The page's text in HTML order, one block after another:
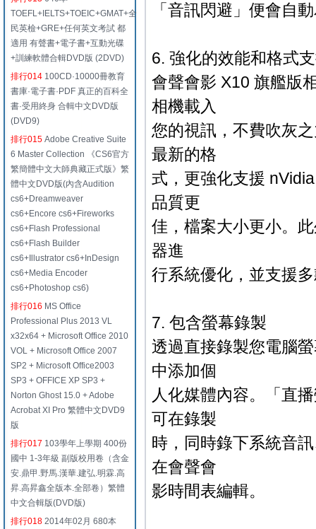
TOEFL+IELTS+TOEIC+GMAT+全
民英檢+GRE+任何英文考試 都
適用 有聲書+電子書+互動光碟
+訓練軟體合輯DVD版 (2DVD)
排行014 100CD·10000冊教育
書庫·電子書·PDF 真正的百科全
書·受用終身 合輯中文DVD版
(DVD9)
排行015 Adobe Creative Suite
6 Master Collection 《CS6官方
繁簡體中文大師典藏正式版》繁
體中文DVD版(內含Audition
cs6+Dreamweaver
cs6+Encore cs6+Fireworks
cs6+Flash Professional
cs6+Flash Builder
cs6+Illustrator cs6+InDesign
cs6+Media Encoder
cs6+Photoshop cs6)
排行016 MS Office
Professional Plus 2013 VL
x32x64 + Microsoft Office 2010
VOL + Microsoft Office 2007
SP2 + Microsoft Office2003
SP3 + OFFICE XP SP3 +
Norton Ghost 15.0 + Adobe
Acrobat XI Pro 繁體中文DVD9
版
排行017 103學年上學期 400份
國中 1-3年級 副版校用卷（含金
安.鼎甲.野馬.漢華.建弘.明霖.高
昇.高昇鑫全版本.全部卷）繁體
中文合輯版(DVD版)
排行018 2014年02月 680本
「音訊閃避」便會自
6. 強化的效能和格式
會聲會影 X10 旗艦版
相機載入
您的視訊，不費吹灰
最新的格
式，更強化支援
品質更
佳，檔案大小更小。
器進
行系統優化，並支援
7. 包含螢幕錄製
透過直接錄製您電腦
中添加個
人化媒體內容。「直
可在錄製
時，同時錄下系統音
在會聲會
影時間表編輯。